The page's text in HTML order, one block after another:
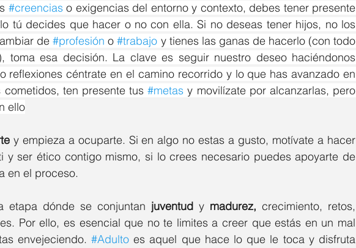
#creencias o exigencias del entorno y contexto, debes tener presente
tú decides que hacer o no con ella. Si no deseas tener hijos, no los
de #profesión o #trabajo y tienes las ganas de hacerlo (con todo
toma esa decisión. La clave es seguir nuestro deseo haciéndonos
reflexiones céntrate en el camino recorrido y lo que has avanzado en
cometidos, ten presente tus #metas y movilízate por alcanzarlas, pero
ello
y empieza a ocuparte. Si en algo no estas a gusto, motívate a hacer
y ser ético contigo mismo, si lo crees necesario puedes apoyarte de
en el proceso.
etapa dónde se conjuntan juventud y madurez, crecimiento, retos,
Por ello, es esencial que no te limites a creer que estás en un mal
envejeciendo. #Adulto es aquel que hace lo que le toca y disfruta